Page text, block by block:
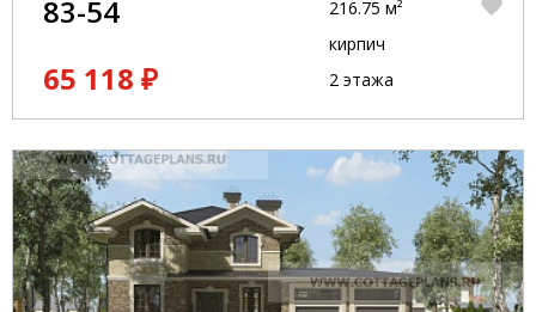
83-54
65 118 ₽
216.75 м²
кирпич
2 этажа